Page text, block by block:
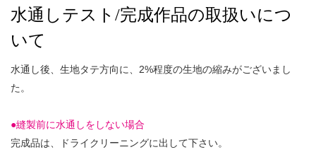
水通しテスト/完成作品の取扱いにつ
いて
水通し後、生地タテ方向に、2%程度の生地の縮みがございまし
た。
●縫製前に水通しをしない場合
完成品は、ドライクリーニングに出して下さい。